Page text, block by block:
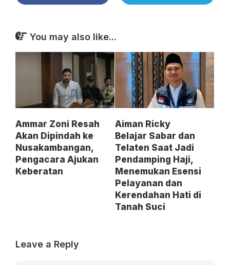
You may also like...
Ammar Zoni Resah
Akan Dipindah ke
Nusakambangan,
Pengacara Ajukan
Keberatan
Aiman Ricky
Belajar Sabar dan
Telaten Saat Jadi
Pendamping Haji,
Menemukan Esensi
Pelayanan dan
Kerendahan Hati di
Tanah Suci
Leave a Reply